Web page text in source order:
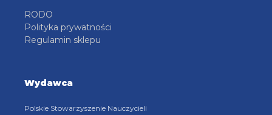
RODO
Polityka prywatności
Regulamin sklepu
Wydawca
Polskie Stowarzyszenie Nauczycieli